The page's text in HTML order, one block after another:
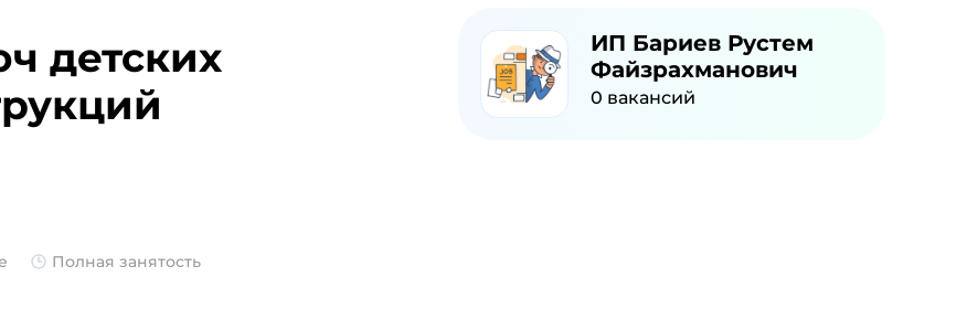
детских
Полная занятость
ИП Бариев Рустем
Файзрахманович
0 вакансий